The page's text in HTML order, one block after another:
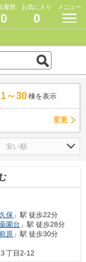
履歴
0
お気に入り
0
メニュー
1～30 棟を表示
変更
保 」駅 徒歩22分
園台 」駅 徒歩28分
原 」駅 徒歩30分
３丁目2-12